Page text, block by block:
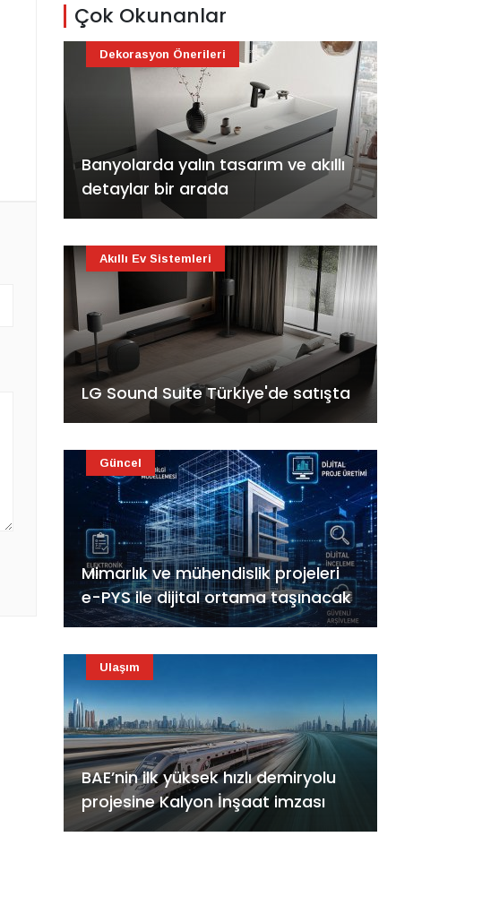
Çok Okunanlar
Banyolarda yalın tasarım ve akıllı
detaylar bir arada
Dekorasyon Önerileri
LG Sound Suite Türkiye'de satışta
Akıllı Ev Sistemleri
Mimarlık ve mühendislik projeleri
e-PYS ile dijital ortama taşınacak
Güncel
BAE’nin ilk yüksek hızlı demiryolu
projesine Kalyon İnşaat imzası
Ulaşım